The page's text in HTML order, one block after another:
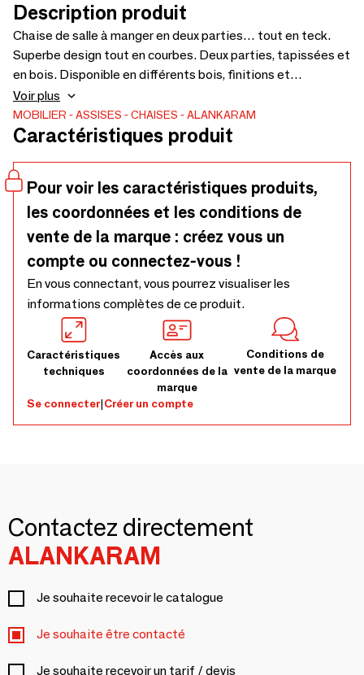
Description produit
Chaise de salle à manger en deux parties… tout en teck.
Superbe design tout en courbes. Deux parties, tapissées et
en bois. Disponible en différents bois, finitions et
revêtements – 600 x 550 x 750
Voir plus
MOBILIER ASSISES CHAISES ALANKARAM
Caractéristiques produit
Pour voir les caractéristiques produits,
les coordonnées et les conditions de
vente de la marque : créez vous un
compte ou connectez-vous !
En vous connectant, vous pourrez visualiser les
informations complètes de ce produit.
Caractéristiques
techniques
Accès aux
coordonnées de la
marque
Conditions de
vente de la marque
Se connecter|Créer un compte
Contactez directement
ALANKARAM
Je souhaite recevoir le catalogue
Je souhaite être contacté
Je souhaite recevoir un tarif / devis